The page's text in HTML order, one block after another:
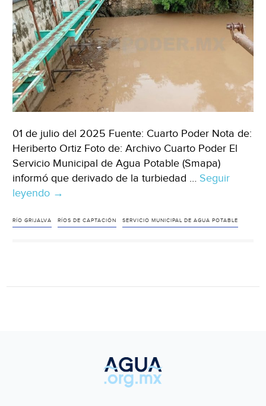
01 de julio del 2025 Fuente: Cuarto Poder Nota de:
Heriberto Ortiz Foto de: Archivo Cuarto Poder El
Servicio Municipal de Agua Potable (Smapa)
informó que derivado de la turbiedad … Seguir
leyendo Chiapas
Suspenden
→
RÍO GRIJALVA RÍOS DE CAPTACIÓN SERVICIO MUNICIPAL DE AGUA POTABLE